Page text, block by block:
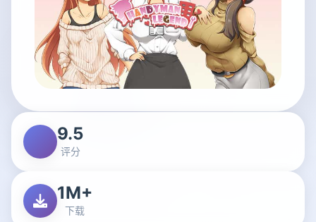
9.5
评分
1M+
下载